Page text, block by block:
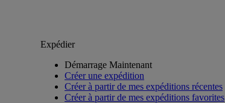
Expédier
Démarrage Maintenant
Créer une expédition
Créer à partir de mes expéditions récentes
Créer à partir de mes expéditions favorites